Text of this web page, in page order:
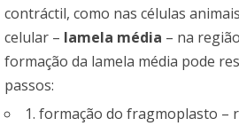
contráctil, como nas células
celular – lamela média – na
formação da lamela média pode
passos:
1. formação do fragmoplasto –